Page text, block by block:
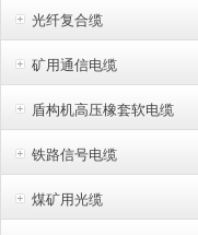
光纤复合缆
矿用通信电缆
盾构机高压橡套软电缆
铁路信号电缆
煤矿用光缆